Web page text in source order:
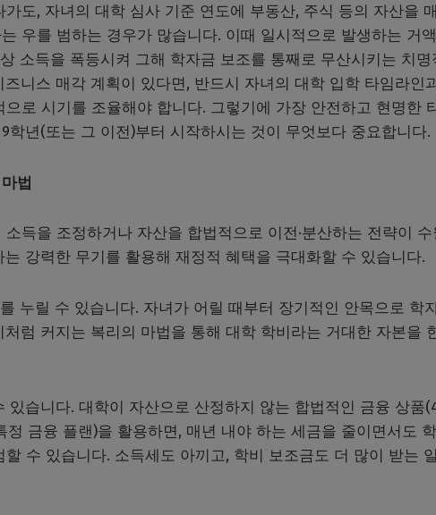
도, 자녀의 대학 심사 기준 연도에 부동산, 주식 등의 자산을
우를 범하는 경우가 많습니다. 이때 일시적으로 발생하는 거
소득을 폭등시켜 그해 학자금 보조를 통째로 무산시키는 치명
니스 매각 계획이 있다면, 반드시 자녀의 대학 입학 타임라인
로 시기를 조율해야 합니다. 그렇기에 가장 안전하고 현명한
학년(또는 그 이전)부터 시작하시는 것이 무엇보다 중요합니다.
법
득을 조정하거나 자산을 합법적으로 이전·분산하는 전략이 수
강력한 무기를 활용해 재정적 혜택을 극대화할 수 있습니다.
누릴 수 있습니다. 자녀가 어릴 때부터 장기적인 안목으로 학
럼 커지는 복리의 마법을 통해 대학 학비라는 거대한 자본을
있습니다. 대학이 자산으로 산정하지 않는 합법적인 금융 상품
금융 플랜)을 활용하면, 매년 내야 하는 세금을 줄이면서도
수 있습니다. 소득세도 아끼고, 학비 보조금도 더 많이 받는